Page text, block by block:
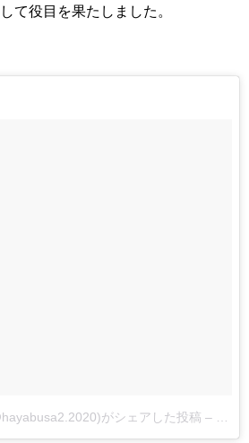
て役目を果たしました。
がシェアした投稿 –